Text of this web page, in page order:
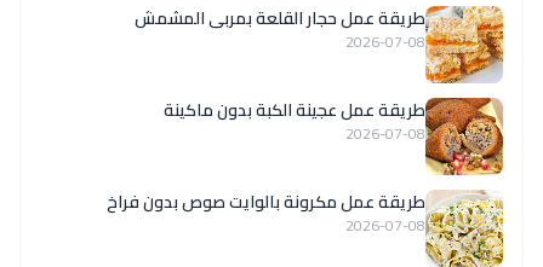
طريقة عمل حجار القلعة بمربى المشمش
2026-07-08
طريقة عمل عجينة الكبة بدون ماكينة
2026-07-08
طريقة عمل مكرونة بالوايت صوص بدون فراخ
2026-07-08